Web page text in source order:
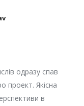
одразу спав
проект. Якісна
в